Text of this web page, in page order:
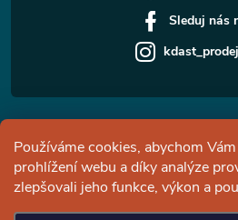
Používáme cookies, abychom
prohlížení webu a díky analýze
zlepšovali jeho funkce, výkon a
Facebook
Sleduj nás